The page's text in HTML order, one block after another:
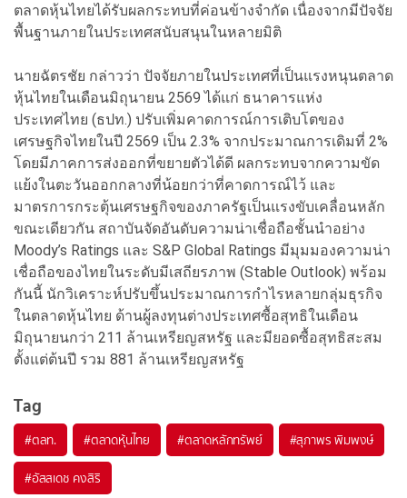
ตลาดหุ้นไทยได้รับผลกระทบที่ค่อนข้างจำกัด เนื่องจากมีปัจจัย
พื้นฐานภายในประเทศสนับสนุนในหลายมิติ
นายฉัตรชัย กล่าวว่า ปัจจัยภายในประเทศที่เป็นแรงหนุนตลาด
หุ้นไทยในเดือนมิถุนายน 2569 ได้แก่ ธนาคารแห่ง
ประเทศไทย (ธปท.) ปรับเพิ่มคาดการณ์การเติบโตของ
เศรษฐกิจไทยในปี 2569 เป็น 2.3% จากประมาณการเดิมที่ 2%
โดยมีภาคการส่งออกที่ขยายตัวได้ดี ผลกระทบจากความขัด
แย้งในตะวันออกกลางที่น้อยกว่าที่คาดการณ์ไว้ และ
มาตรการกระตุ้นเศรษฐกิจของภาครัฐเป็นแรงขับเคลื่อนหลัก
ขณะเดียวกัน สถาบันจัดอันดับความน่าเชื่อถือชั้นนำอย่าง
Moody’s Ratings และ S&P Global Ratings มีมุมมองความน่า
เชื่อถือของไทยในระดับมีเสถียรภาพ (Stable Outlook) พร้อม
กันนี้ นักวิเคราะห์ปรับขึ้นประมาณการกำไรหลายกลุ่มธุรกิจ
ในตลาดหุ้นไทย ด้านผู้ลงทุนต่างประเทศซื้อสุทธิในเดือน
มิถุนายนกว่า 211 ล้านเหรียญสหรัฐ และมียอดซื้อสุทธิสะสม
ตั้งแต่ต้นปี รวม 881 ล้านเหรียญสหรัฐ
Tag
#ตลท. #ตลาดหุ้นไทย #ตลาดหลักทรัพย์ #สุภาพร พิมพงษ์
#อัสสเดช คงสิริ